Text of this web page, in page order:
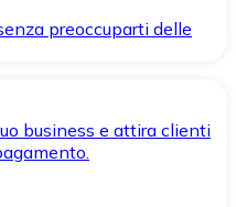
preoccuparti delle
business e attira clienti